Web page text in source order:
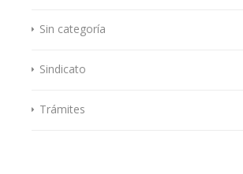
Sin categoría
Sindicato
Trámites